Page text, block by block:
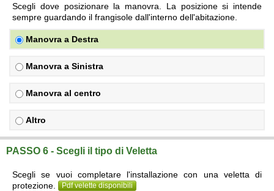
Scegli dove posizionare la manovra. La posizione si intende
sempre guardando il frangisole dall'interno dell'abitazione.
Manovra a Destra
Manovra a Sinistra
Manovra al centro
Altro
PASSO 6 - Scegli il tipo di Veletta
Scegli se vuoi completare l'installazione con una veletta di
protezione.
Pdf velette disponibili